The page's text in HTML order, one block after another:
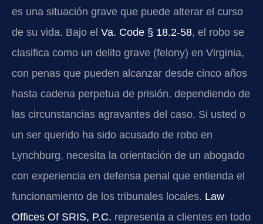
es una situación grave que puede alterar el curso
de su vida. Bajo el Va. Code § 18.2-58, el robo se
clasifica como un delito grave (felony) en Virginia,
con penas que pueden alcanzar desde cinco años
hasta cadena perpetua de prisión, dependiendo de
las circunstancias agravantes del caso. Si usted o
un ser querido ha sido acusado de robo en
Lynchburg, necesita la orientación de un abogado
con experiencia en defensa penal que entienda el
funcionamiento de los tribunales locales. Law
Offices Of SRIS, P.C. representa a clientes en todo